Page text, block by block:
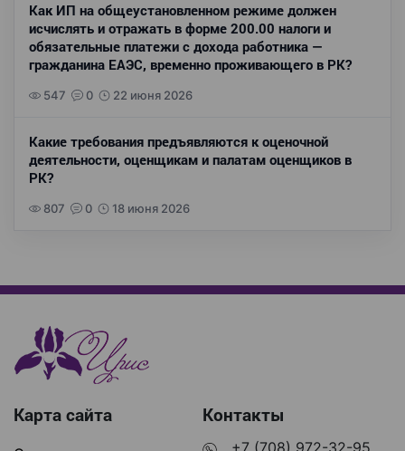
Как ИП на общеустановленном режиме должен
исчислять и отражать в форме 200.00 налоги и
обязательные платежи с дохода работника —
гражданина ЕАЭС, временно проживающего в РК?
547 0 22 июня 2026
Какие требования предъявляются к оценочной
деятельности, оценщикам и палатам оценщиков в
РК?
807 0 18 июня 2026
Карта сайта Контакты